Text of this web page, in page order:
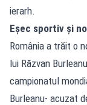
ierarh.
Eșec sportiv și
România a trăit o
lui Răzvan
campionatul
Burleanu- acuzat